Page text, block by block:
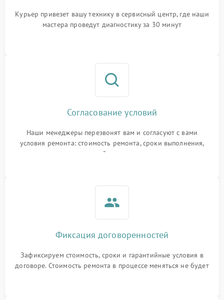
Курьер привезет вашу технику в сервисный центр, где наши
мастера проведут диагностику за 30 минут
Согласование условий
Наши менеджеры перезвонят вам и согласуют с вами
условия ремонта: стоимость ремонта, сроки выполнения,
гарантийные условия
Фиксация договоренностей
Зафиксируем стоимость, сроки и гарантийные условия в
договоре. Стоимость ремонта в процессе меняться не будет